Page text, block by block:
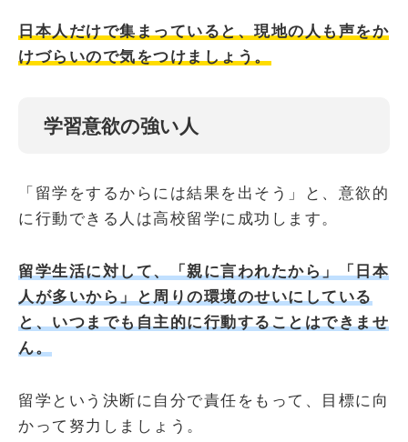
日本人だけで集まっていると、現地の人も声をか
けづらいので気をつけましょう。
学習意欲の強い人
「留学をするからには結果を出そう」と、意欲的
に行動できる人は高校留学に成功します。
留学生活に対して、「親に言われたから」「日本
人が多いから」と周りの環境のせいにしている
と、いつまでも自主的に行動することはできませ
ん。
留学という決断に自分で責任をもって、目標に向
かって努力しましょう。